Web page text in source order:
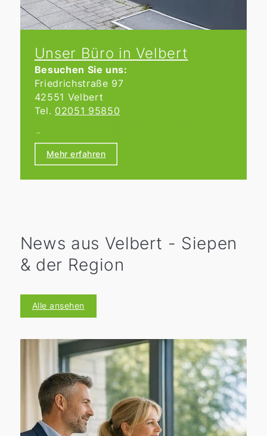
Unser Büro in Velbert
Besuchen Sie uns:
Friedrichstraße 97
42551 Velbert
Tel. 02051 95850
Wir haben von Montag bis Freitag von
9:00 bis 18:00 Uhr für Sie geöffnet.
Mehr erfahren
News aus Velbert - Siepen
& der Region
Alle ansehen